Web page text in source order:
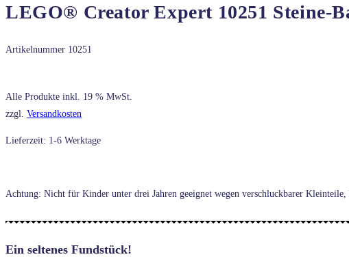
LEGO® Creator Expert 10251 Steine-
Artikelnummer 10251
Alle Produkte inkl. 19 % MwSt.
zzgl. Versandkosten
Lieferzeit: 1-6 Werktage
Achtung: Nicht für Kinder unter drei Jahren geeignet wegen verschluckbarer Kleinteile,
Ein seltenes Fundstück!